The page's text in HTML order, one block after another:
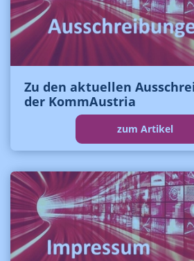
Zu den aktuellen
der KommAustria
zum Artikel